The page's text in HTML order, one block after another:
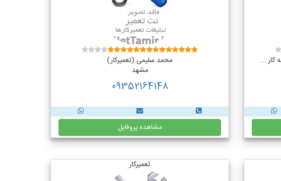
محمد سلیمی (تعمیرکار)
مشهد
09352164148
مشاهده پروفایل
تعمیرکار